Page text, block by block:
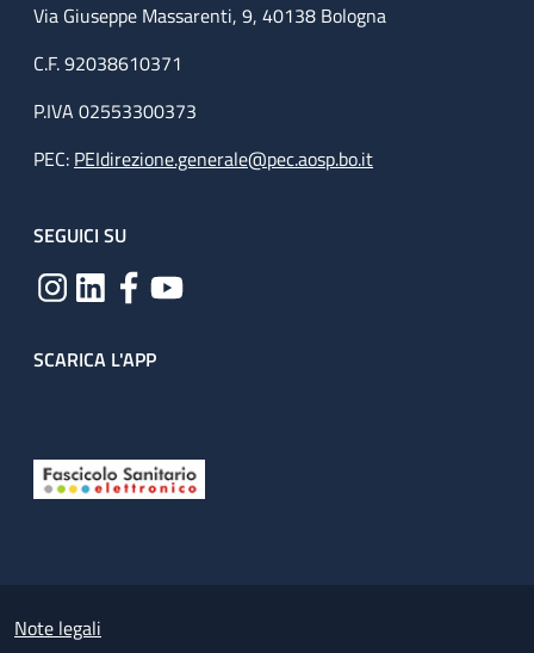
Via Giuseppe Massarenti, 9, 40138 Bologna
C.F. 92038610371
P.IVA 02553300373
PEC: PEIdirezione.generale@pec.aosp.bo.it
SEGUICI SU
SCARICA L'APP
Small prints
Note legali